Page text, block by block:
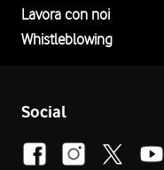
Lavora con noi
Whistleblowing
Social